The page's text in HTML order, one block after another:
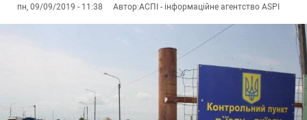
пн, 09/09/2019 - 11:38
Автор:АСПІ - інформаційне агентство ASPI
#Киев